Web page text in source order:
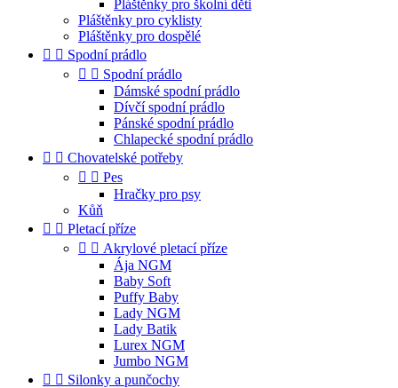
Pláštěnky pro školní děti
Pláštěnky pro cyklisty
Pláštěnky pro dospělé
  Spodní prádlo
  Spodní prádlo
Dámské spodní prádlo
Dívčí spodní prádlo
Pánské spodní prádlo
Chlapecké spodní prádlo
  Chovatelské potřeby
  Pes
Hračky pro psy
Kůň
  Pletací příze
  Akrylové pletací příze
Ája NGM
Baby Soft
Puffy Baby
Lady NGM
Lady Batik
Lurex NGM
Jumbo NGM
  Silonky a punčochy